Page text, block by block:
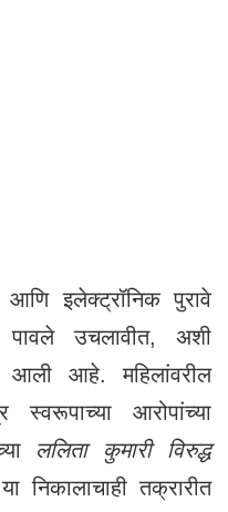
इलेक्ट्रॉनिक पुरावे
पावले उचलावीत, अशी
आली आहे. महिलांवरील
आरोपांच्या
ललिता कुमारी विरुद्ध
या निकालाचाही तक्रारीत